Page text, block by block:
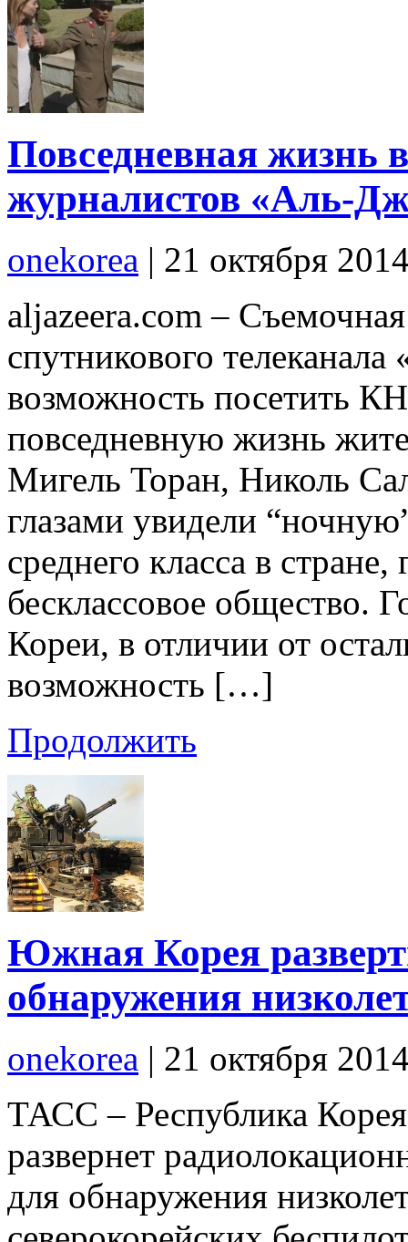
Повседневная жизнь
журналистов «Аль-
onekorea | 21 октября
aljazeera.com – Съемочная
спутникового
возможность посетить
повседневную жизнь
Мигель Торан, Николь
глазами увидели
среднего класса в
бесклассовое общество.
Кореи, в отличии от
возможность […]
Продолжить
Южная Корея
обнаружения
onekorea | 21 октября
ТАСС – Республика
развернет
для обнаружения